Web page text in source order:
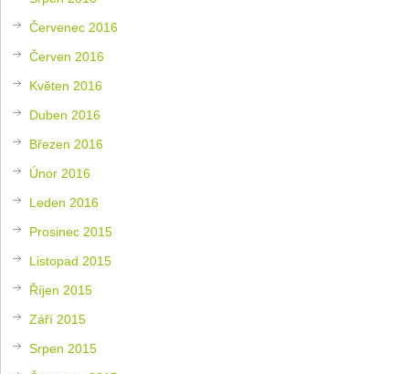
Červenec 2016
Červen 2016
Květen 2016
Duben 2016
Březen 2016
Únor 2016
Leden 2016
Prosinec 2015
Listopad 2015
Říjen 2015
Září 2015
Srpen 2015